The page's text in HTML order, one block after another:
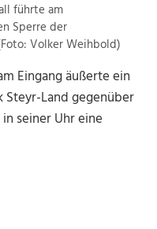
führte am
Sperre der
Volker Weihbold)
Eingang äußerte ein
Steyr-Land gegenüber
seiner Uhr eine